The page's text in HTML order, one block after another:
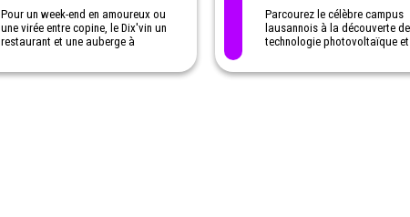
Pour un week-end en amoureux ou
une virée entre copine, le Dix'vin un
restaurant et une auberge à
vivre une parenthèse magique.
Parcourez le célèbre campus
lausannois à la découverte
technologie photovoltaïque et
l'énergie solaire en famille.